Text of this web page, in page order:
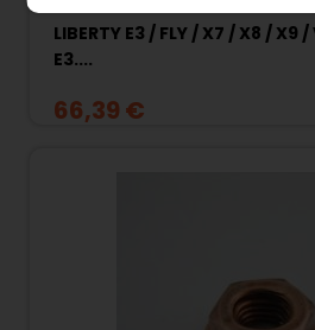
LIBERTY E3 / FLY / X7 / X8 / X9 /
E3....
66,39 €